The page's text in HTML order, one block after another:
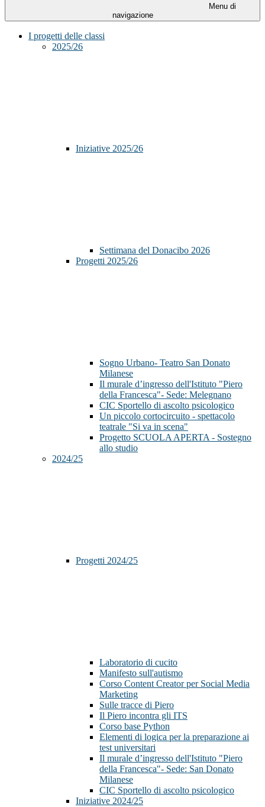
Menu di
navigazione
I progetti delle classi
2025/26
Iniziative 2025/26
Settimana del Donacibo 2026
Progetti 2025/26
Sogno Urbano- Teatro San Donato
Milanese
Il murale d’ingresso dell'Istituto "Piero
della Francesca"- Sede: Melegnano
CIC Sportello di ascolto psicologico
Un piccolo cortocircuito - spettacolo
teatrale "Si va in scena"
Progetto SCUOLA APERTA - Sostegno
allo studio
2024/25
Progetti 2024/25
Laboratorio di cucito
Manifesto sull'autismo
Corso Content Creator per Social Media
Marketing
Sulle tracce di Piero
Il Piero incontra gli ITS
Corso base Python
Elementi di logica per la preparazione ai
test universitari
Il murale d’ingresso dell'Istituto "Piero
della Francesca"- Sede: San Donato
Milanese
CIC Sportello di ascolto psicologico
Iniziative 2024/25